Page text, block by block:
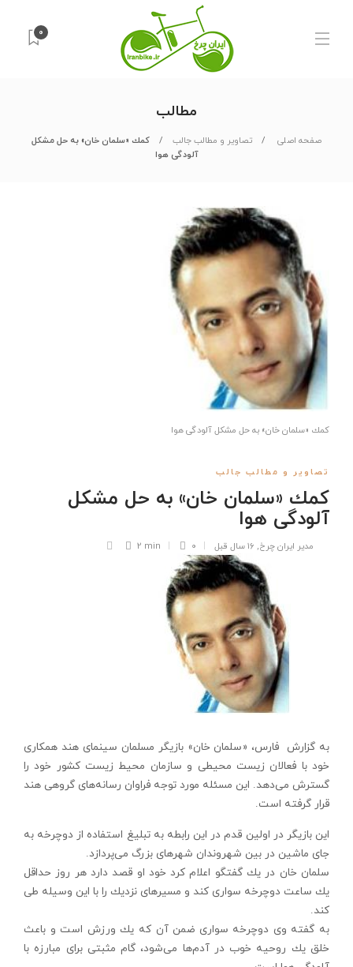
۰
مطالب
صفحه اصلی تصاویر و مطالب جالب
كمك «سلمان خان» به حل مشكل
آلودگی هوا
كمك «سلمان خان» به حل مشكل آلودگی هوا
تصاویر و مطالب جالب
كمك «سلمان خان» به حل مشكل
آلودگی هوا
مدیر ایران چرخ, ۱۶ سال قبل ۰ 2 min
به گزارش فارس، «سلمان خان» بازیگر مسلمان سینمای هند همكاری
خود با فعالان زیست محیطی و سازمان محیط زیست كشور خود را
گسترش می‌دهد. این مسئله مورد توجه فراوان رسانه‌های گروهی هند
قرار گرفته است.
این بازیگر در اولین قدم در این رابطه به تبلیغ استفاده از دوچرخه به
جای ماشین در بین شهروندان شهرهای بزرگ می‌پردازد.
سلمان خان در یك گفتگو اعلام كرد خود او قصد دارد هر روز حداقل
یك ساعت دوچرخه سواری كند و مسیرهای نزدیك را با این وسیله طی
كند.
به گفته وی دوچرخه سواری ضمن آن كه یك ورزش است و باعث
خلق یك روحیه خوب در آدم‌ها می‌شود، گام مثبتی برای مبارزه با